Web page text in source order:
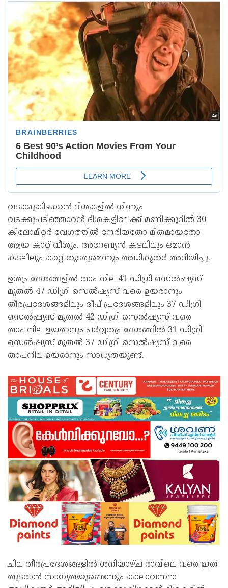
വടക്കുകിഴക്കന്‍ ദിശകളില്‍ നിന്നും
വടക്കുപടിഞ്ഞാറന്‍ ദിശകളിലേക്ക് മണിക്കൂറില്‍ 30
കിലോമീറ്റര്‍ വേഗത്തില്‍ നേരിയതോ മിതമായതോ
ആയ കാറ്റ് വീശും. അറേബ്യന്‍ കടലിലും ഒമാന്‍
കടലിലും കാറ്റ് തുടരുമെന്നും അധികൃതര്‍ അറിയിച്ചു.
ഉള്‍പ്രദേശങ്ങളില്‍ താപനില 41 ഡിഗ്രി സെല്‍ഷ്യസ്
മുതല്‍ 47 ഡിഗ്രി സെല്‍ഷ്യസ് വരെ ഉയരാനും
തീരപ്രദേശങ്ങളിലും ദ്വീപ് പ്രദേശങ്ങളിലും 37 ഡിഗ്രി
സെല്‍ഷ്യസ് മുതല്‍ 42 ഡിഗ്രി സെല്‍ഷ്യസ് വരെ
താപനില ഉയരാനും പര്‍വ്വതപ്രദേശങ്ങില്‍ 31 ഡിഗ്രി
സെല്‍ഷ്യസ് മുതല്‍ 37 ഡിഗ്രി സെല്‍ഷ്യസ് വരെ
താപനില ഉയരാനും സാധ്യതയുണ്ട്.
ചില തീരപ്രദേശങ്ങളില്‍ ശനിയാഴ്ച രാവിലെ വരെ ഇത്
തുടരാന്‍ സാധ്യതയുണ്ടെന്നും കാലാവസ്ഥാ